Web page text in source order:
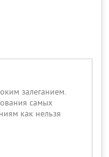
залеганием.
самых
как нельзя